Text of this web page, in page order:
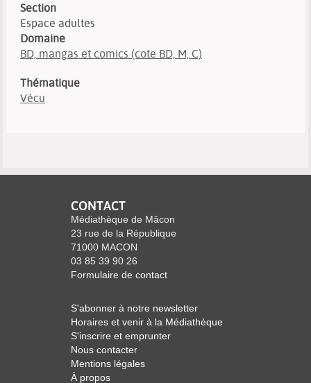
Section
Espace adultes
Domaine
BD, mangas et comics (cote BD, M, C)
Thématique
Vécu
CONTACT
Médiathèque de Mâcon
23 rue de la République
71000 MACON
03 85 39 90 26
Formulaire de contact
S'abonner à notre newsletter
Horaires et venir à la Médiathèque
S'inscrire et emprunter
Nous contacter
Mentions légales
À propos